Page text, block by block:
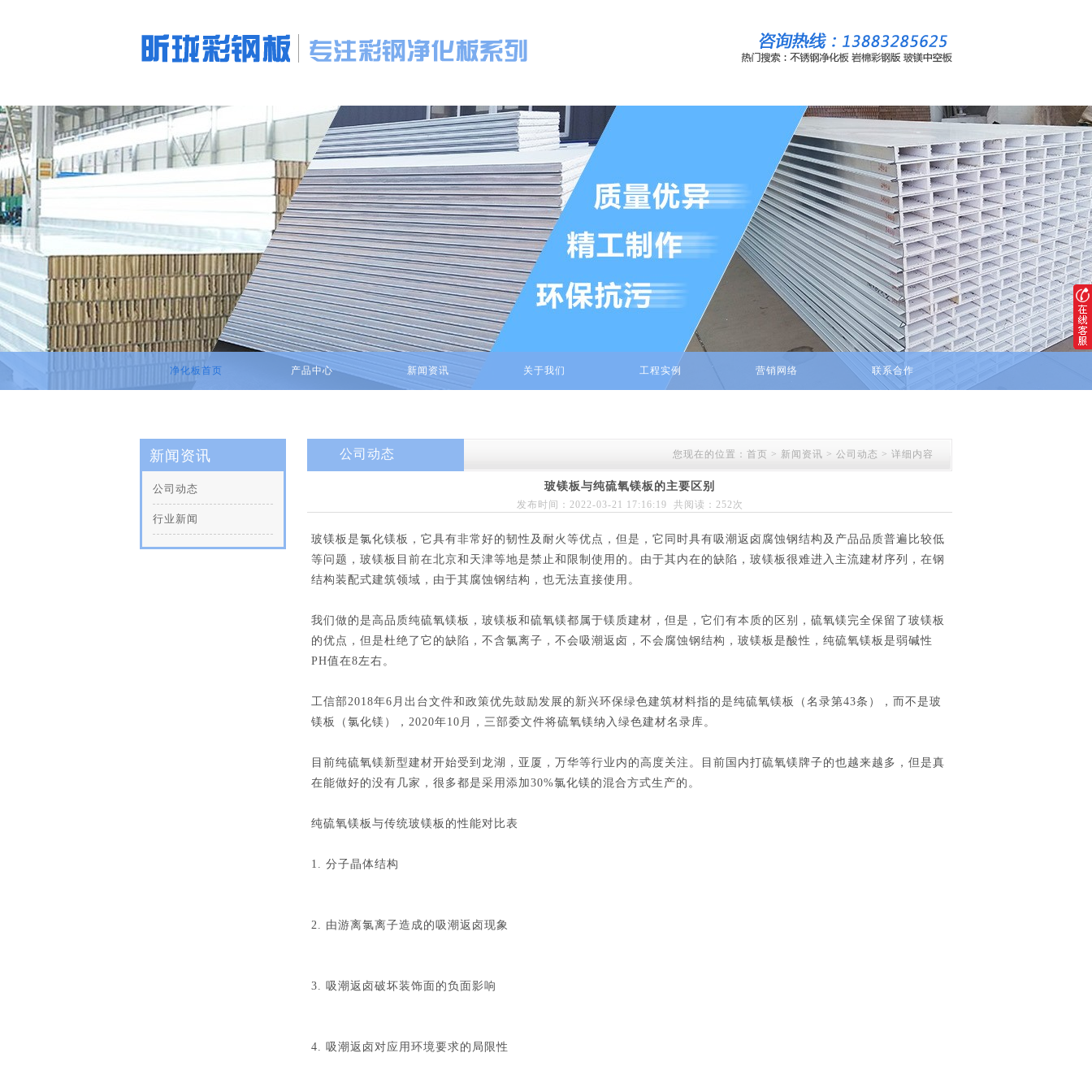
净化板首页 产品中心 新闻资讯 关于我们 工程实例 营销网络 联系合作
新闻资讯
公司动态
行业新闻
您现在的位置： 首页 > 新闻资讯 > 公司动态 > 详细内容
公司动态
玻镁板与纯硫氧镁板的主要区别
发布时间：2022-03-21 17:16:19 共阅读： 252次
玻镁板是氯化镁板，它具有非常好的韧性及耐火等优点，但是，它同时具有吸潮返卤腐蚀钢结构及产品品质普遍比较低
等问题，玻镁板目前在北京和天津等地是禁止和限制使用的。由于其内在的缺陷，玻镁板很难进入主流建材序列，在钢
结构装配式建筑领域，由于其腐蚀钢结构，也无法直接使用。
我们做的是高品质纯硫氧镁板，玻镁板和硫氧镁都属于镁质建材，但是，它们有本质的区别，硫氧镁完全保留了玻镁板
的优点，但是杜绝了它的缺陷，不含氯离子，不会吸潮返卤，不会腐蚀钢结构，玻镁板是酸性，纯硫氧镁板是弱碱性
PH值在8左右。
工信部2018年6月出台文件和政策优先鼓励发展的新兴环保绿色建筑材料指的是纯硫氧镁板（名录第43条），而不是玻
镁板（氯化镁），2020年10月，三部委文件将硫氧镁纳入绿色建材名录库。
目前纯硫氧镁新型建材开始受到龙湖，亚厦，万华等行业内的高度关注。目前国内打硫氧镁牌子的也越来越多，但是真
在能做好的没有几家，很多都是采用添加30%氯化镁的混合方式生产的。
纯硫氧镁板与传统玻镁板的性能对比表
1. 分子晶体结构
2. 由游离氯离子造成的吸潮返卤现象
3. 吸潮返卤破坏装饰面的负面影响
4. 吸潮返卤对应用环境要求的局限性